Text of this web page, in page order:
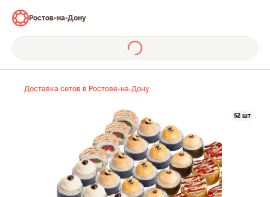
Ростов-на-Дону
Доставка сетов в Ростове-на-Дону
52 шт